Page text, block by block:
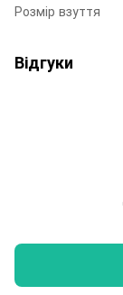
Розмір взуття
Відгуки